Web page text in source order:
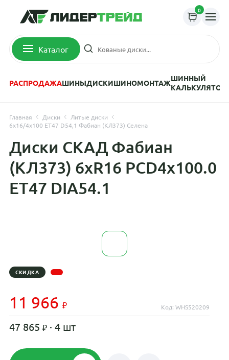
0
Каталог
РАСПРОДАЖАШИНЫДИСКИШИНОМОНТАЖШИННЫЙ
КАЛЬКУЛЯТОР
Главная Диски
Литые диски
6x16/4x100 ET47 D54,1 Фабиан (КЛ373) Селена
Диски СКАД Фабиан
(КЛ373) 6xR16 PCD4x100.0
ET47 DIA54.1
СКИДКА
11 966 Код: WHS520209
47 865 · 4 шт